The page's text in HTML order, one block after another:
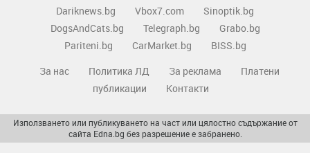
Dariknews.bg
Vbox7.com
Sinoptik.bg
DogsAndCats.bg
Telegraph.bg
Grabo.bg
Pariteni.bg
CarMarket.bg
BISS.bg
За нас
Политика ЛД За реклама
Платени
публикации
Контакти
Използването или публикуването на част или цялостно съдържание от
сайта Edna.bg без разрешение е забранено.